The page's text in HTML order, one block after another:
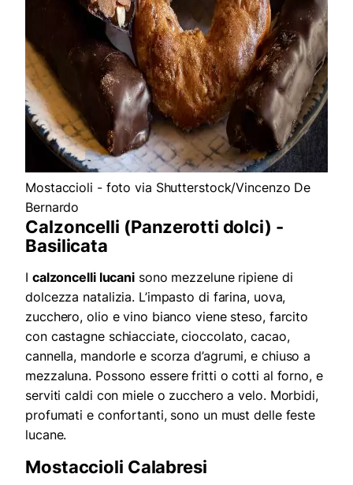
Mostaccioli - foto via Shutterstock/Vincenzo De
Bernardo
Calzoncelli (Panzerotti dolci) -
Basilicata
I calzoncelli lucani sono mezzelune ripiene di
dolcezza natalizia. L’impasto di farina, uova,
zucchero, olio e vino bianco viene steso, farcito
con castagne schiacciate, cioccolato, cacao,
cannella, mandorle e scorza d’agrumi, e chiuso a
mezzaluna. Possono essere fritti o cotti al forno, e
serviti caldi con miele o zucchero a velo. Morbidi,
profumati e confortanti, sono un must delle feste
lucane.
Mostaccioli Calabresi